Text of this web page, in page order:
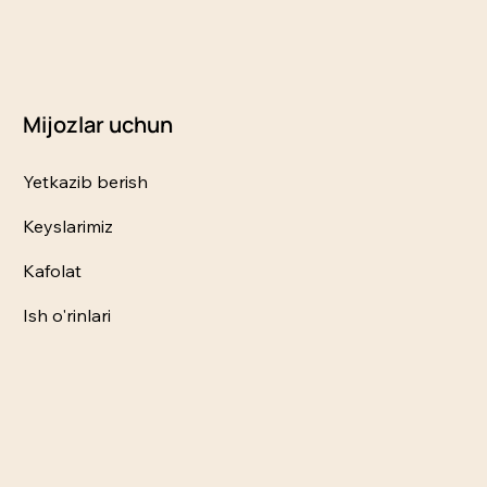
Mijozlar uchun
Yetkazib berish
Keyslarimiz
Kafolat
Ish o'rinlari